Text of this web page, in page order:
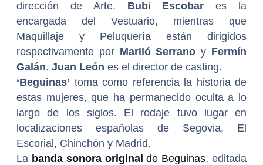
dirección de Arte. Bubi Escobar es la
encargada del Vestuario, mientras que
Maquillaje y Peluquería están dirigidos
respectivamente por Mariló Serrano y Fermín
Galán. Juan León es el director de casting.
‘Beguinas’ toma como referencia la historia de
estas mujeres, que ha permanecido oculta a lo
largo de los siglos. El rodaje tuvo lugar en
localizaciones españolas de Segovia, El
Escorial, Chinchón y Madrid.
La banda sonora originalde Beguinas, editada